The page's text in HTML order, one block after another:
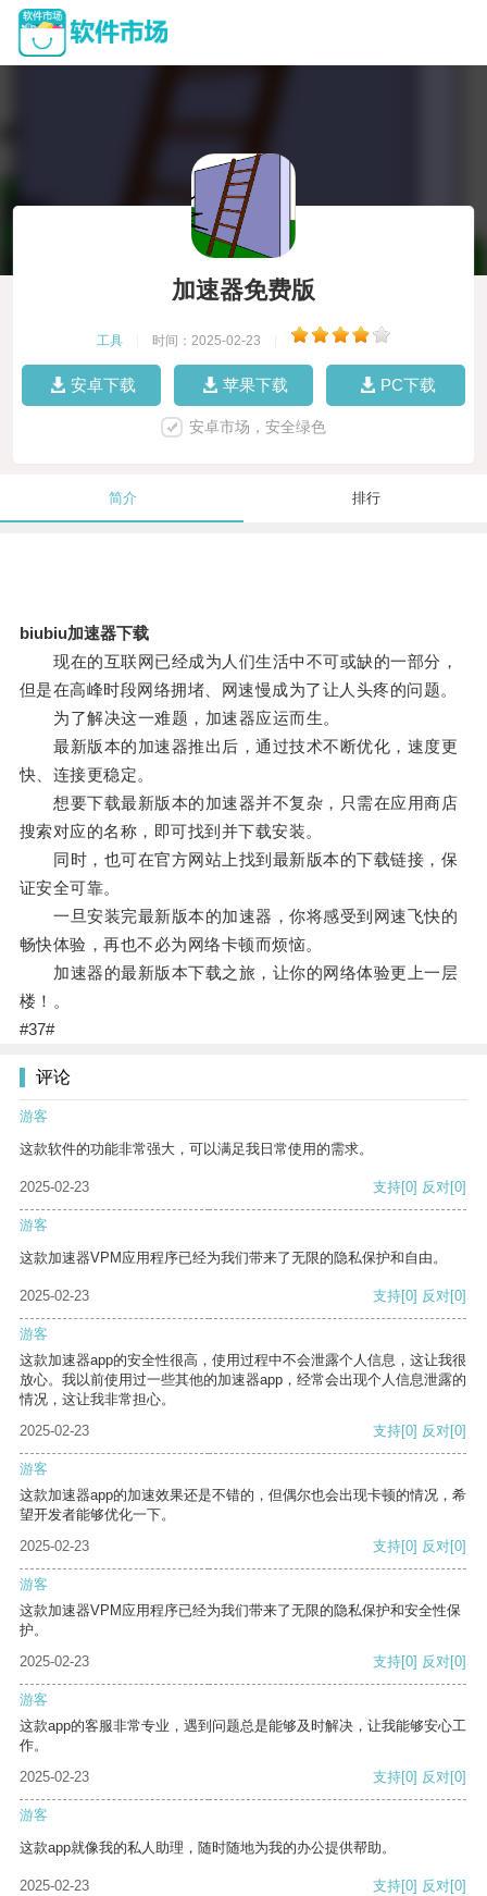
加速器免费版
工具 时间：2025-02-23
安卓下载 苹果下载 PC下载
安卓市场，安全绿色
简介 排行
biubiu加速器下载
现在的互联网已经成为人们生活中不可或缺的一部分，
但是在高峰时段网络拥堵、网速慢成为了让人头疼的问题。
为了解决这一难题，加速器应运而生。
最新版本的加速器推出后，通过技术不断优化，速度更
快、连接更稳定。
想要下载最新版本的加速器并不复杂，只需在应用商店
搜索对应的名称，即可找到并下载安装。
同时，也可在官方网站上找到最新版本的下载链接，保
证安全可靠。
一旦安装完最新版本的加速器，你将感受到网速飞快的
畅快体验，再也不必为网络卡顿而烦恼。
加速器的最新版本下载之旅，让你的网络体验更上一层
楼！。
#37#
评论
游客
这款软件的功能非常强大，可以满足我日常使用的需求。
2025-02-23 支持[0] 反对[0]
游客
这款加速器VPM应用程序已经为我们带来了无限的隐私保护和自由。
2025-02-23 支持[0] 反对[0]
游客
这款加速器app的安全性很高，使用过程中不会泄露个人信息，这让我很
放心。我以前使用过一些其他的加速器app，经常会出现个人信息泄露的
情况，这让我非常担心。
2025-02-23
支持[0] 反对[0]
游客
这款加速器app的加速效果还是不错的，但偶尔也会出现卡顿的情况，希
望开发者能够优化一下。
2025-02-23
支持[0] 反对[0]
游客
这款加速器VPM应用程序已经为我们带来了无限的隐私保护和安全性保
护。
2025-02-23
支持[0] 反对[0]
游客
这款app的客服非常专业，遇到问题总是能够及时解决，让我能够安心工
作。
2025-02-23
支持[0] 反对[0]
游客
这款app就像我的私人助理，随时随地为我的办公提供帮助。
2025-02-23 支持[0] 反对[0]